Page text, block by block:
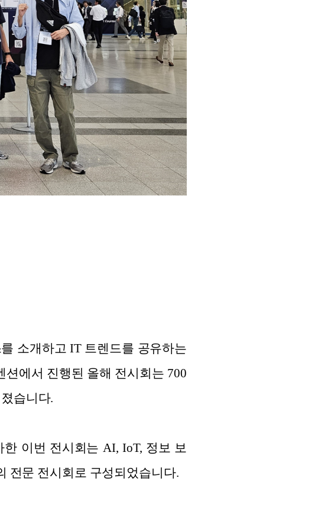
소개하고 IT 트렌드를 공유하는
에서 진행된 올해 전시회는 700
습니다.
이번 전시회는 AI, IoT, 정보 보
전문 전시회로 구성되었습니다.